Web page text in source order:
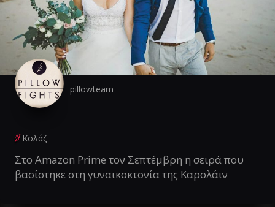
pillowteam
Κολάζ
Στο Amazon Prime τον Σεπτέμβρη η σειρά που
βασίστηκε στη γυναικοκτονία της Καρολάιν